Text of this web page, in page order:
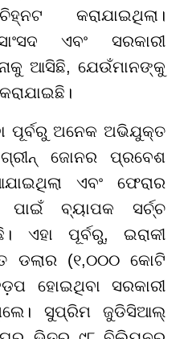
କରାଯାଇଥିଲା।
ଏବଂ ସରକାରୀ
ଆସିଛି, ଯେଉଁମାନଙ୍କୁ
ପୂର୍ବରୁ ଅନେକ ଅଭିଯୁକ୍ତ
ଜୋନର ପ୍ରବେଶ
ଏବଂ ଫେରାର
ବ୍ୟାପକ ସର୍ଚ୍ଚ
ଏହା ପୂର୍ବରୁ, ଇରାକୀ
ଡଲାର (୧,୦୦୦ କୋଟି
ହୋଇଥିବା ସରକାରୀ
ସୁପ୍ରିମ ଜୁଡିସିଆଲ୍